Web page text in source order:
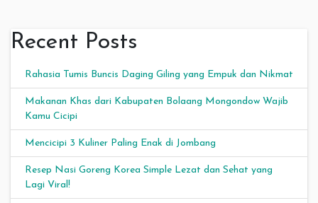
Recent Posts
Rahasia Tumis Buncis Daging Giling yang Empuk dan Nikmat
Makanan Khas dari Kabupaten Bolaang Mongondow Wajib
Kamu Cicipi
Mencicipi 3 Kuliner Paling Enak di Jombang
Resep Nasi Goreng Korea Simple Lezat dan Sehat yang
Lagi Viral!